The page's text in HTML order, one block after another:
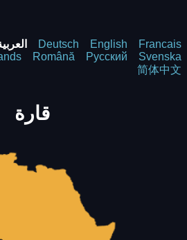
Deutsch English
Francais
Română Русский
Svenska
简体中文
قارة